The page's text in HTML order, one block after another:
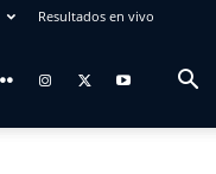
Resultados en vivo